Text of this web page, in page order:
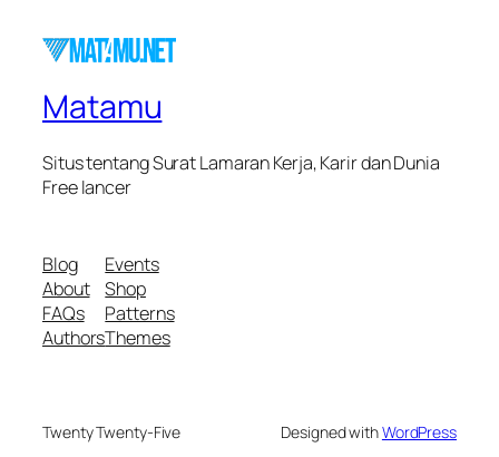
Matamu
Situs tentang Surat Lamaran Kerja, Karir dan Dunia
Free lancer
Blog
About
FAQs
Authors
Events
Shop
Patterns
Themes
Twenty Twenty-Five Designed withWordPress